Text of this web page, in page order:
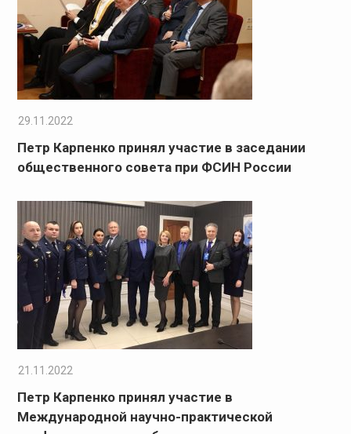
29.11.2022
Петр Карпенко принял участие в заседании
общественного совета при ФСИН России
21.11.2022
Петр Карпенко принял участие в
Международной научно-практической